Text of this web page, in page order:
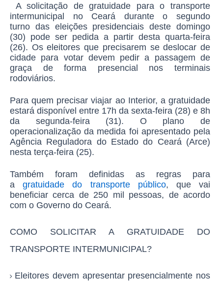
A solicitação degratuidade para o transporte
intermunicipal no Ceará durante o
segundo
turno das eleições presidenciais deste domingo
(30) pode ser pedida a partir desta quarta-feira
(26). Os eleitores que precisarem se deslocar de
cidade para votar devem pedir a passagem de
graça de forma
presencial nos terminais
rodoviários.
Para quem precisar viajar ao Interior, a gratuidade
estará disponível entre 17h da sexta-feira (28) e 8h
da segunda-feira (31). O plano de
operacionalização da medida foi apresentado pela
Agência Reguladora do Estado do Ceará (Arce)
nesta terça-feira (25).
Também foram definidas as regras para
agratuidade do transporte público, que vai
beneficiar cerca de 250 mil pessoas, de acordo
com o Governo do Ceará.
COMO SOLICITAR A GRATUIDADE DO
TRANSPORTE INTERMUNICIPAL?
Eleitores devem apresentar presencialmente nos